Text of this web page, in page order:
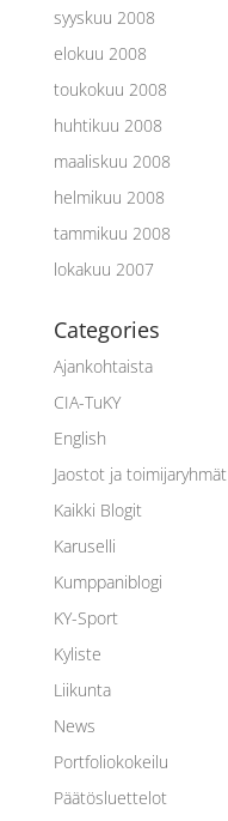
syyskuu 2008
elokuu 2008
toukokuu 2008
huhtikuu 2008
maaliskuu 2008
helmikuu 2008
tammikuu 2008
lokakuu 2007
Categories
Ajankohtaista
CIA-TuKY
English
Jaostot ja toimijaryhmät
Kaikki Blogit
Karuselli
Kumppaniblogi
KY-Sport
Kyliste
Liikunta
News
Portfoliokokeilu
Päätösluettelot